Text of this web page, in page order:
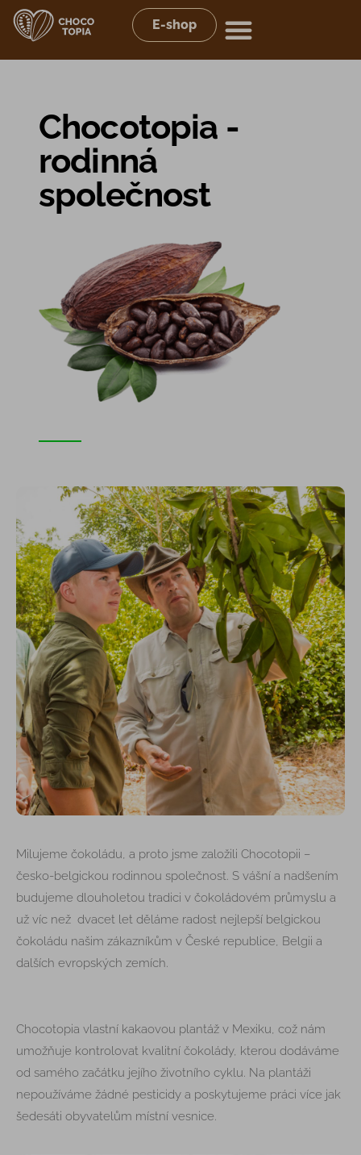
E-shop
Chocotopia -
rodinná
společnost
Milujeme čokoládu, a proto jsme založili Chocotopii –
česko-belgickou rodinnou společnost. S vášní a nadšením
budujeme dlouholetou tradici v čokoládovém průmyslu a
už víc než dvacet let děláme radost nejlepší belgickou
čokoládu našim zákazníkům v České republice, Belgii a
dalších evropských zemích.
Chocotopia vlastní kakaovou plantáž v Mexiku, což nám
umožňuje kontrolovat kvalitní čokolády, kterou dodáváme
od samého začátku jejího životního cyklu. Na plantáži
nepoužíváme žádné pesticidy a poskytujeme práci více jak
šedesáti obyvatelům místní vesnice.